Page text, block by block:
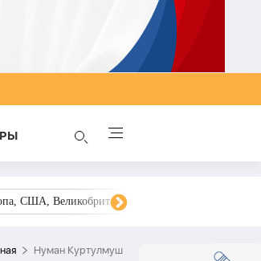
США, Великобритания, Украина, Запад,
Нуман Куртулмуш